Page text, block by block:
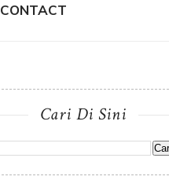
CONTACT
Cari Di Sini